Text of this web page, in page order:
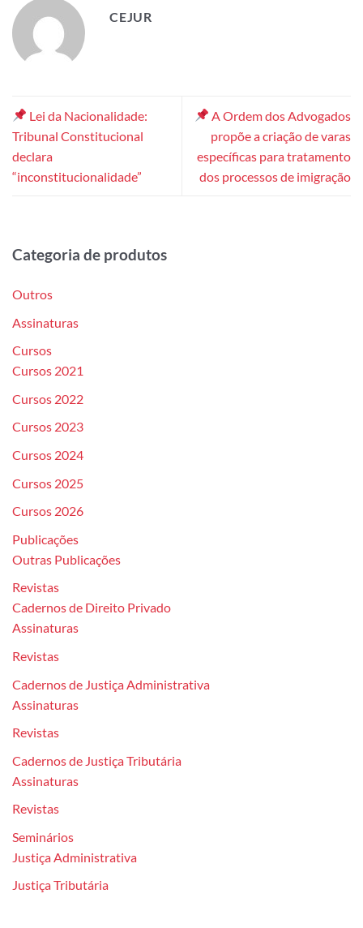
CEJUR
Lei da Nacionalidade:
Tribunal Constitucional
declara
“inconstitucionalidade”
A Ordem dos Advogados
propõe a criação de varas
específicas para tratamento
dos processos de imigração
Categoria de produtos
Outros
Assinaturas
Cursos
Cursos 2021
Cursos 2022
Cursos 2023
Cursos 2024
Cursos 2025
Cursos 2026
Publicações
Outras Publicações
Revistas
Cadernos de Direito Privado
Assinaturas
Revistas
Cadernos de Justiça Administrativa
Assinaturas
Revistas
Cadernos de Justiça Tributária
Assinaturas
Revistas
Seminários
Justiça Administrativa
Justiça Tributária